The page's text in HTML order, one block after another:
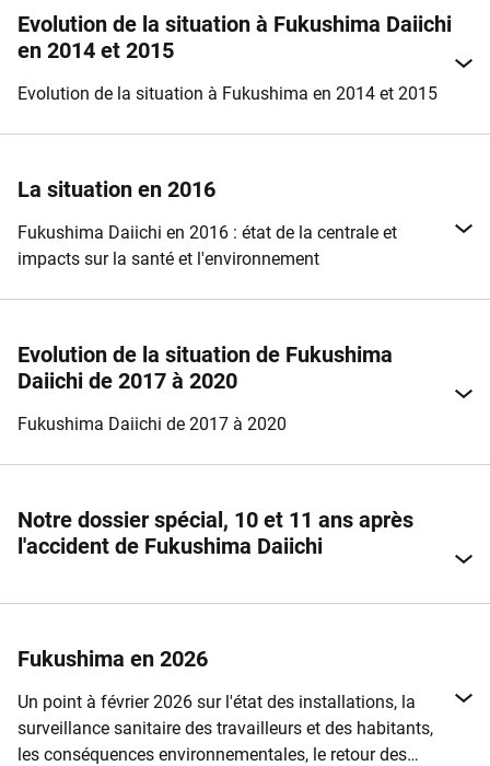
Evolution de la situation à Fukushima Daiichi
en 2014 et 2015
Evolution de la situation à Fukushima en 2014 et 2015
La situation en 2016
Fukushima Daiichi en 2016 : état de la centrale et
impacts sur la santé et l'environnement
Evolution de la situation de Fukushima
Daiichi de 2017 à 2020
Fukushima Daiichi de 2017 à 2020
Notre dossier spécial, 10 et 11 ans après
l'accident de Fukushima Daiichi
Fukushima en 2026
Un point à février 2026 sur l'état des installations, la
surveillance sanitaire des travailleurs et des habitants,
les conséquences environnementales, le retour des